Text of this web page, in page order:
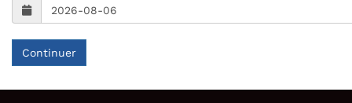
Continuer